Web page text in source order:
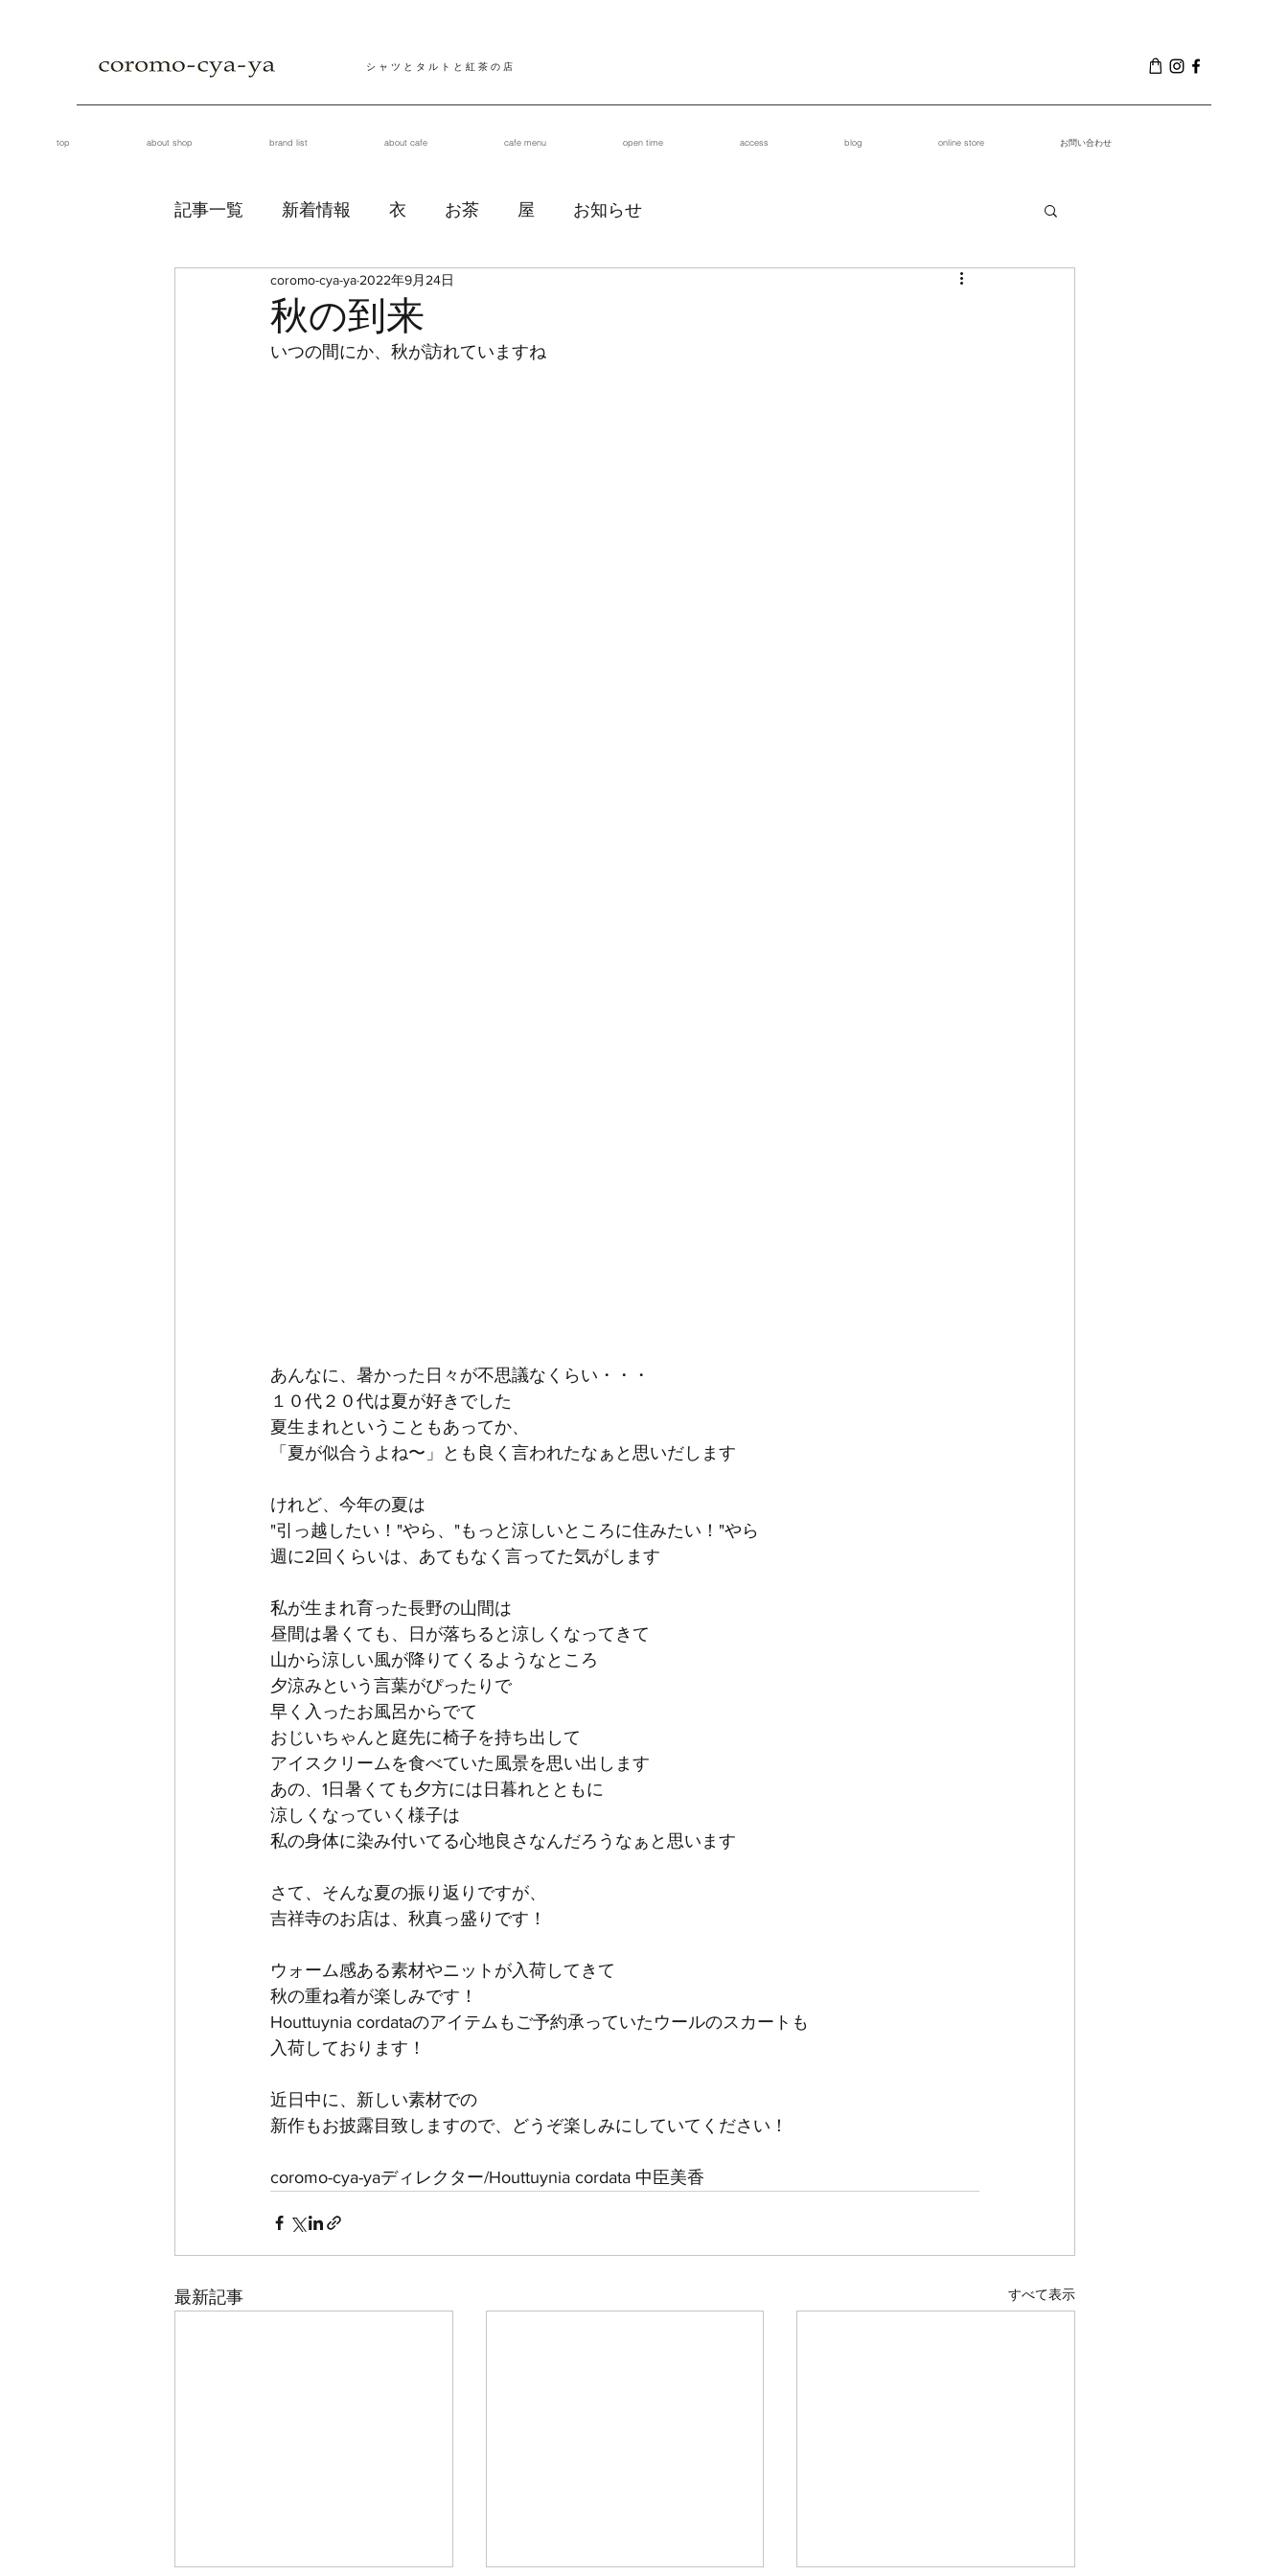
シ ャ ツ と タ ル ト と 紅 茶 の 店
top about shop brand list about cafe cafe menu open time access blog online store お問い合わせ
記事一覧 新着情報 衣 お茶 屋 お知らせ
秋の到来
coromo-cya-ya 2022年9月24日
いつの間にか、秋が訪れていますね
あんなに、暑かった日々が不思議なくらい・・・
１０代２０代は夏が好きでした
夏生まれということもあってか、
「夏が似合うよね〜」とも良く言われたなぁと思いだします
けれど、今年の夏は
"引っ越したい！"やら、"もっと涼しいところに住みたい！"やら
週に2回くらいは、あてもなく言ってた気がします
私が生まれ育った長野の山間は
昼間は暑くても、日が落ちると涼しくなってきて
山から涼しい風が降りてくるようなところ
夕涼みという言葉がぴったりで
早く入ったお風呂からでて
おじいちゃんと庭先に椅子を持ち出して
アイスクリームを食べていた風景を思い出します
あの、1日暑くても夕方には日暮れとともに
涼しくなっていく様子は
私の身体に染み付いてる心地良さなんだろうなぁと思います
さて、そんな夏の振り返りですが、
吉祥寺のお店は、秋真っ盛りです！
ウォーム感ある素材やニットが入荷してきて
秋の重ね着が楽しみです！
Houttuynia cordataのアイテムもご予約承っていたウールのスカートも
入荷しております！
近日中に、新しい素材での
新作もお披露目致しますので、どうぞ楽しみにしていてください！
coromo-cya-yaディレクター/Houttuynia cordata 中臣美香
最新記事 すべて表示